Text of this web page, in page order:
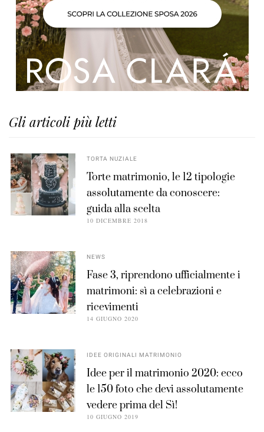
Gli articoli più letti
TORTA NUZIALE
Torte matrimonio, le 12 tipologie
assolutamente da conoscere:
guida alla scelta
10 DICEMBRE 2018
NEWS
Fase 3, riprendono ufficialmente i
matrimoni: sì a celebrazioni e
ricevimenti
14 GIUGNO 2020
IDEE ORIGINALI MATRIMONIO
Idee per il matrimonio 2020: ecco
le 150 foto che devi assolutamente
vedere prima del Sì!
10 GIUGNO 2019